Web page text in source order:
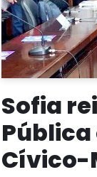
Sofia
Pública
Cívico-